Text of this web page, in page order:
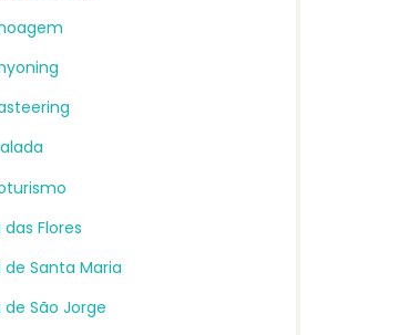
das Flores
de Santa Maria
de São Jorge